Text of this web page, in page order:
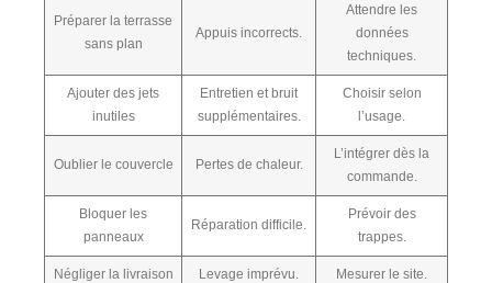
Préparer la terrasse
sans plan
Appuis incorrects.
Attendre les
données
techniques.
Ajouter des jets
inutiles
Entretien et bruit
supplémentaires.
Choisir selon
l’usage.
Oublier le couvercle Pertes de chaleur.
L’intégrer dès la
commande.
Bloquer les
panneaux
Réparation difficile.
Prévoir des
trappes.
Négliger la livraison Levage imprévu. Mesurer le site.